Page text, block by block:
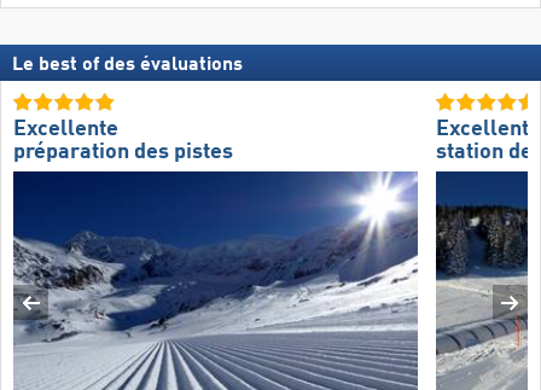
Le best of des évaluations
Excellente
préparation des pistes
Excellente
station